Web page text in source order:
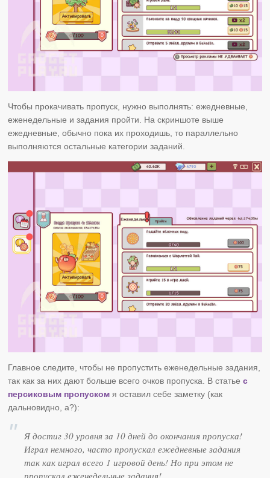
Чтобы прокачивать пропуск, нужно выполнять: ежедневные,
еженедельные и задания пройти. На скриншоте выше
ежедневные, обычно пока их проходишь, то параллельно
выполняются остальные категории заданий.
Главное следите, чтобы не пропустить еженедельные задания,
так как за них дают больше всего очков пропуска. В статьес
персиковым пропуском я оставил себе заметку (как
дальновидно, а?):
Я достиг 30 уровня за 10 дней до окончания пропуска!
Играл немного, часто пропускал ежедневные задания
так как играл всего 1 игровой день! Но при этом не
пропускал еженедельные задания!